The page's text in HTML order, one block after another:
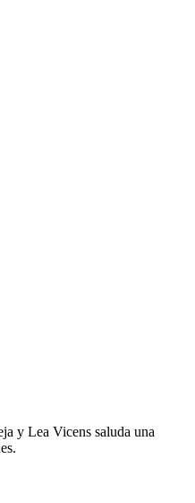
y Lea Vicens saluda una